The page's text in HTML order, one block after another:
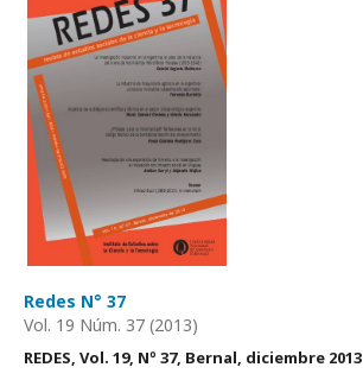
Redes N° 37
Vol. 19 Núm. 37 (2013)
REDES, Vol. 19, Nº 37, Bernal, diciembre 2013